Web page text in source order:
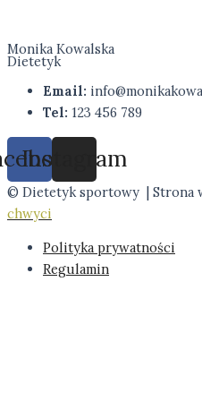
Monika Kowalska
Dietetyk
Email:
Tel: 123 456 789
Instagram
© Dietetyk sportowy | Strona
chwyci
Polityka prywatności
Regulamin